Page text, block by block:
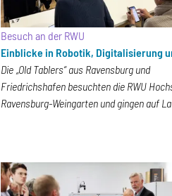
Besuch an der RWU
Einblicke in Robotik, Digitalisierung
Die „Old Tablers“ aus Ravensburg und
Friedrichshafen besuchten die RWU
Ravensburg-Weingarten und gingen auf